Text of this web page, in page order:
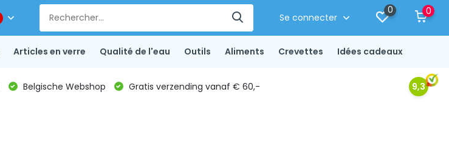
Se connecter
0 0
Articles en verre Qualité de l'eau Outils Aliments Crevettes Idées cadeaux
Belgische Webshop Gratis verzending vanaf € 60,- 9,3